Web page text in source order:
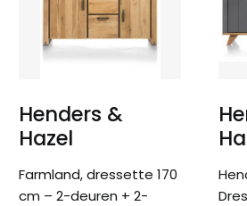
Henders &
Hazel
Farmland, dressette 170
cm – 2-deuren + 2-